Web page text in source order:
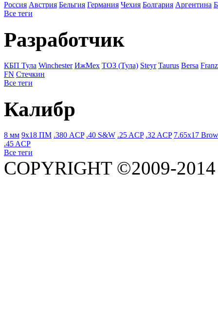
Росcия Австрия Бельгия Германия Чехия Болгария Аргентина
Все теги
Разработчик
КБП Тула Winchester ИжМех ТОЗ (Тула) Steyr Taurus Bersa
FN Стечкин
Все теги
Калибр
8 мм 9x18 ПМ .380 ACP .40 S&W .25 ACP .32 ACP 7.65x17
.45 ACP
Все теги
COPYRIGHT ©2009-